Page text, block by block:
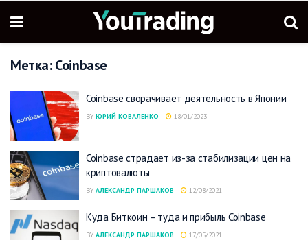
Метка:Coinbase
Coinbase сворачивает деятельность в Японии
BY ЮРИЙ КОВАЛЕНКО 18/01/2023
Coinbase страдает из-за стабилизации цен на
криптовалюты
BY АЛЕКСАНДР ПАРШАКОВ 12/08/2021
Куда Биткоин – туда и прибыль Coinbase
BY АЛЕКСАНДР ПАРШАКОВ 17/05/2021